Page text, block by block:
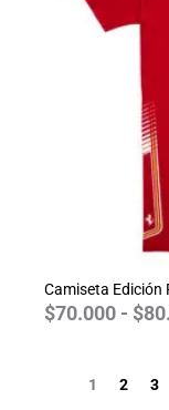
Camiseta Edición
$70.000 - $
1 2 3